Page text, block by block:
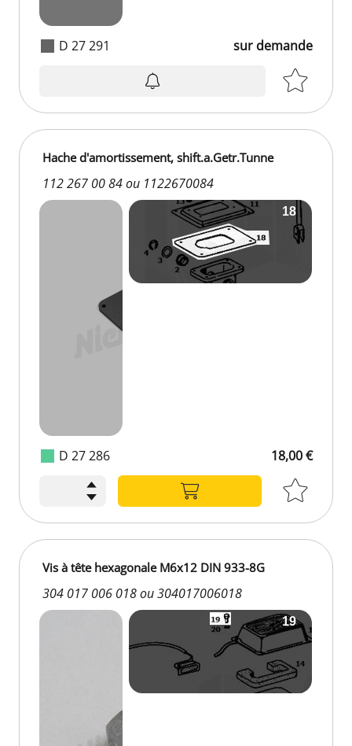
D 27 291 sur demande
D 27 286
Hache d'amortissement, shift.a.Getr.Tunne
112 267 00 84 ou 1122670084
18,00 €
Vis à tête hexagonale M6x12 DIN 933-8G
304 017 006 018 ou 304017006018